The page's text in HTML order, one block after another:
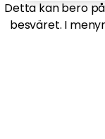
Detta kan bero
besväret. I